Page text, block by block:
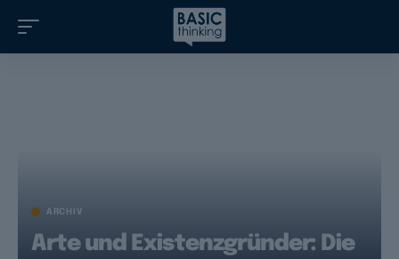
ARCHIV
Arte und Existenzgründer: Die